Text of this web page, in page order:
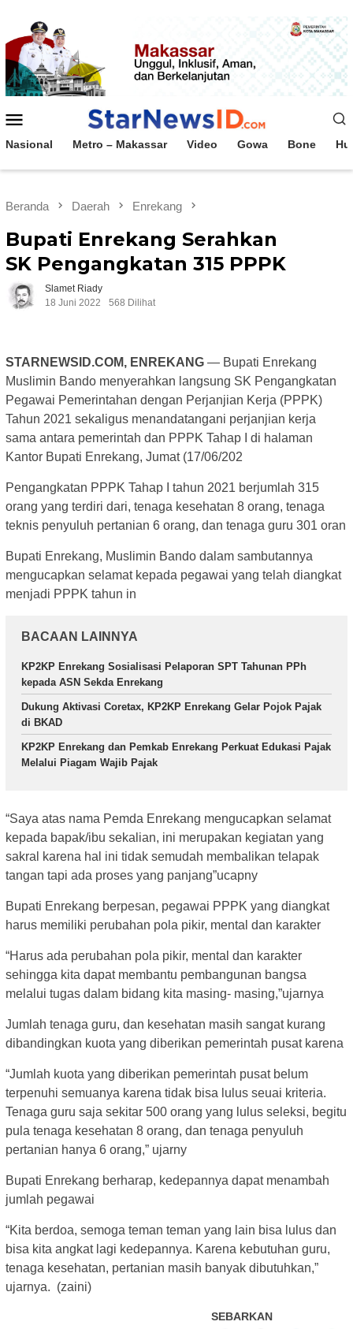
konten
Mobile
Nasional Metro – Makassar Video Gowa Bone
Beranda Daerah Enrekang
Bupati Enrekang Serahkan
SK Pengangkatan 315 PPPK
Slamet Riady
18 Juni 2022
568 Dilihat
STARNEWSID.COM, ENREKANG — Bupati Enrekang
Muslimin Bando menyerahkan langsung SK Pengangkatan
Pegawai Pemerintahan dengan Perjanjian Kerja (PPPK)
Tahun 2021 sekaligus menandatangani perjanjian kerja
sama antara pemerintah dan PPPK Tahap I di halaman
Kantor Bupati Enrekang, Jumat (17/06/202
Pengangkatan PPPK Tahap I tahun 2021 berjumlah 315
orang yang terdiri dari, tenaga kesehatan 8 orang, tenaga
teknis penyuluh pertanian 6 orang, dan tenaga guru 301 oran
Bupati Enrekang, Muslimin Bando dalam sambutannya
mengucapkan selamat kepada pegawai yang telah diangkat
menjadi PPPK tahun in
BACAAN LAINNYA
KP2KP Enrekang Sosialisasi Pelaporan SPT Tahunan PPh
kepada ASN Sekda Enrekang
Dukung Aktivasi Coretax, KP2KP Enrekang Gelar Pojok Pajak
di BKAD
KP2KP Enrekang dan Pemkab Enrekang Perkuat Edukasi Pajak
Melalui Piagam Wajib Pajak
“Saya atas nama Pemda Enrekang mengucapkan selamat
kepada bapak/ibu sekalian, ini merupakan kegiatan yang
sakral karena hal ini tidak semudah membalikan telapak
tangan tapi ada proses yang panjang”ucapny
Bupati Enrekang berpesan, pegawai PPPK yang diangkat
harus memiliki perubahan pola pikir, mental dan karakter
“Harus ada perubahan pola pikir, mental dan karakter
sehingga kita dapat membantu pembangunan bangsa
melalui tugas dalam bidang kita masing- masing,”ujarnya
Jumlah tenaga guru, dan kesehatan masih sangat kurang
dibandingkan kuota yang diberikan pemerintah pusat karena
“Jumlah kuota yang diberikan pemerintah pusat belum
terpenuhi semuanya karena tidak bisa lulus seuai kriteria.
Tenaga guru saja sekitar 500 orang yang lulus seleksi, begitu
pula tenaga kesehatan 8 orang, dan tenaga penyuluh
pertanian hanya 6 orang,” ujarny
Bupati Enrekang berharap, kedepannya dapat menambah
jumlah pegawai
“Kita berdoa, semoga teman teman yang lain bisa lulus dan
bisa kita angkat lagi kedepannya. Karena kebutuhan guru,
tenaga kesehatan, pertanian masih banyak dibutuhkan,”
ujarnya. (zaini)
SEBARKAN